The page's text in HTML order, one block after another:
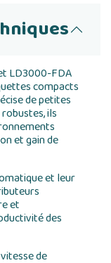
LD3000-FDA
compacts
de petites
ils
et gain de
et leur
et
des
de